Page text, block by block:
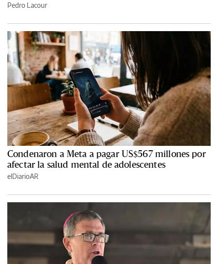
Pedro Lacour
Condenaron a Meta a pagar US$567 millones por
afectar la salud mental de adolescentes
elDiarioAR